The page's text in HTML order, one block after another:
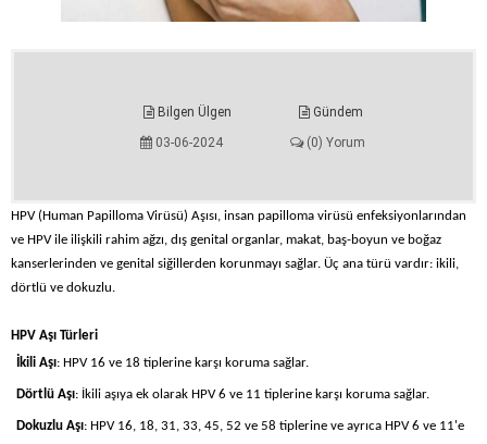
Bilgen Ülgen
Gündem
03-06-2024
(0) Yorum
HPV (Human Papilloma Virüsü) Aşısı, insan papilloma virüsü enfeksiyonlarından
ve HPV ile ilişkili rahim ağzı, dış genital organlar, makat, baş-boyun ve boğaz
kanserlerinden ve genital siğillerden korunmayı sağlar. Üç ana türü vardır: ikili,
dörtlü ve dokuzlu.
HPV Aşı Türleri
İkili Aşı: HPV 16 ve 18 tiplerine karşı koruma sağlar.
Dörtlü Aşı: İkili aşıya ek olarak HPV 6 ve 11 tiplerine karşı koruma sağlar.
Dokuzlu Aşı: HPV 16, 18, 31, 33, 45, 52 ve 58 tiplerine ve ayrıca HPV 6 ve 11'e